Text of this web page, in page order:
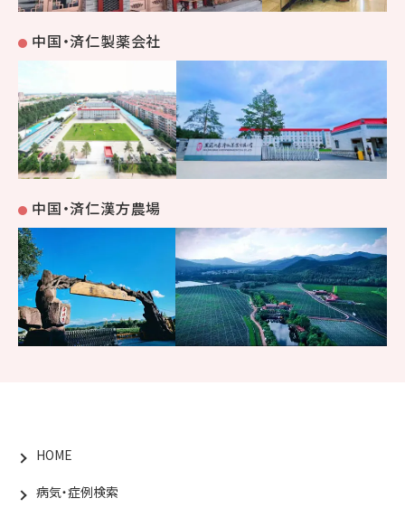
中国・済仁製薬会社
中国・済仁漢方農場
HOME
病気・症例検索